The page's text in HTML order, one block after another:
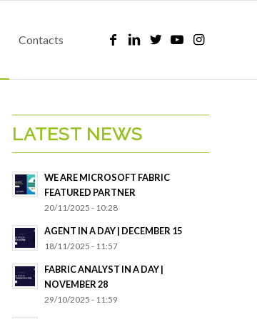
Contacts
LATEST NEWS
WE ARE MICROSOFT FABRIC
FEATURED PARTNER
20/11/2025 - 10:28
AGENT IN A DAY | DECEMBER 15
18/11/2025 - 11:57
FABRIC ANALYST IN A DAY |
NOVEMBER 28
29/10/2025 - 11:59